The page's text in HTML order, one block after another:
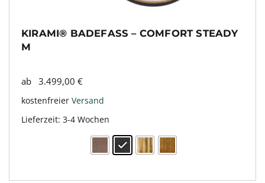
KIRAMI® BADEFASS – COMFORT STEADY
M
ab 3.499,00 €
kostenfreier Versand
Lieferzeit: 3-4 Wochen